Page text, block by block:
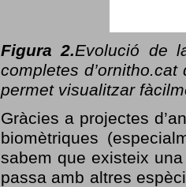
Figura 2.Evolució de
completes
permet visualitzar
Gràcies a projectes
biomètriques
sabem que existeix
passa amb altres